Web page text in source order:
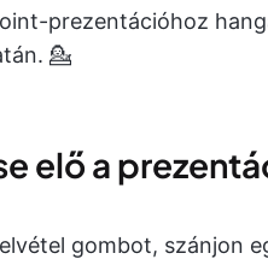
prezentációhoz
💁
elő a
gombot, szánjon